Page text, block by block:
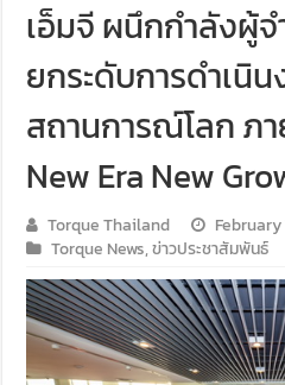
เอ็มจี ผนึกกำลังผู้จ
ยกระดับการดำเนิน
สถานการณ์โลก ภ
New Era New
Torque Thailand
February
Torque News,ข่าวประชาสัมพันธ์